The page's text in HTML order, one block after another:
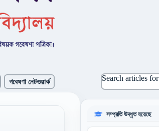
গবেষণা নেটওয়ার্ক Search articles for
সম্প্রতি উদ্ধৃত হয়েছে